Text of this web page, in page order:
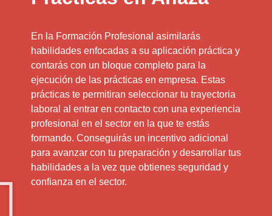
En la Formación Profesional asimilarás
habilidades enfocadas a su aplicación práctica y
contarás con un bloque completo para la
ejecución de las prácticas en empresa. Estas
prácticas te permitiran seleccionar tu trayectoria
laboral al entrar en contacto con una experiencia
profesional en el sector en la que te estás
formando. Conseguirás un incentivo adicional
para avanzar con tu preparación y desarrollar tus
habilidades a la vez que obtienes seguridad y
confianza en el sector.